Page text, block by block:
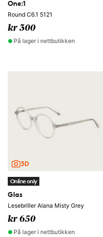
One:1
Round C6.1 5121
kr 300
På lager i nettbutikken
Online only
Glas
Lesebriller Alana Misty Grey
kr 650
På lager i nettbutikken